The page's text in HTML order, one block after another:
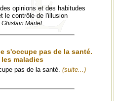
opinions et des habitudes
le contrôle de l'illusion
Ghislain Martel
s'occupe pas de la santé.
maladies
pas de la santé. (suite...)